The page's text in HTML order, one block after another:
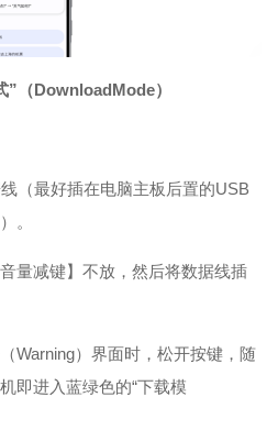
”（DownloadMode）
（最好插在电脑主板后置的USB
。
量减键】不放，然后将数据线插
Warning）界面时，松开按键，随
即进入蓝绿色的“下载模